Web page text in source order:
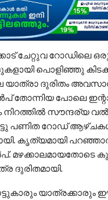
ചേറ്റുവ റോഡിലെ
പൊളിഞ്ഞു
യാത്രാ ദുരിതം
തോന്നിയ പോലെ
സൗന്ദര്യ
പണിത റോഡ്
കൃത്യമായി
മഴക്കാലമായതോടെ
ദുരിതമായി.
യാത്രക്കാരും